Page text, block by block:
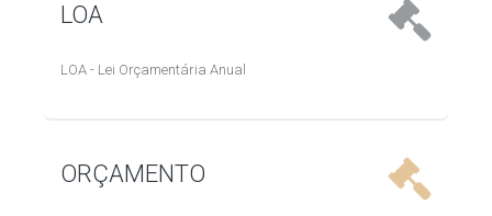
LOA
LOA - Lei Orçamentária Anual
ORÇAMENTO